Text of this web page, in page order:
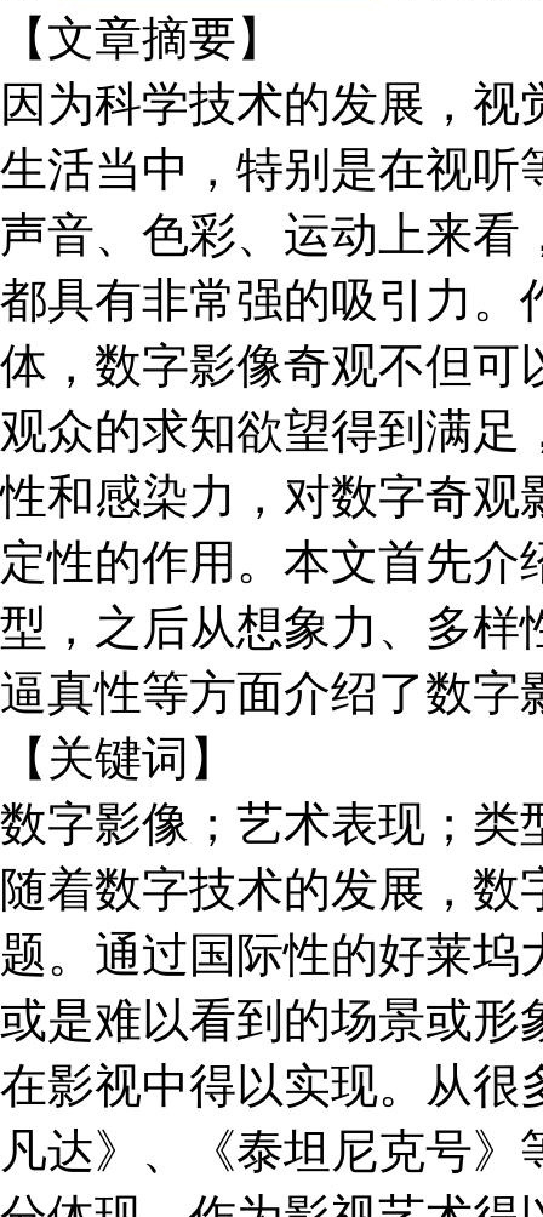
【文章摘要】
因为科学技术的发展，
生活当中，特别是在视听
声音、色彩、运动上来看
都具有非常强的吸引力。
体，数字影像奇观不但可
观众的求知欲望得到满足
性和感染力，对数字奇观
定性的作用。本文首先
型，之后从想象力、多样
逼真性等方面介绍了数字
【关键词】
数字影像；艺术表现；类
随着数字技术的发展，
题。通过国际性的好莱
或是难以看到的场景或形
在影视中得以实现。从很
凡达》、《泰坦尼克号